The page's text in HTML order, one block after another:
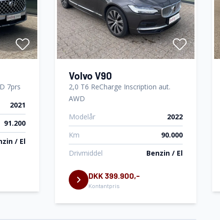
7prs
2021
91.200
/ El
Volvo V90
2,0 T6 ReCharge Inscription aut.
AWD
Modelår
2022
Km
90.000
Drivmiddel
Benzin / El
DKK 399.900,-
Kontantpris